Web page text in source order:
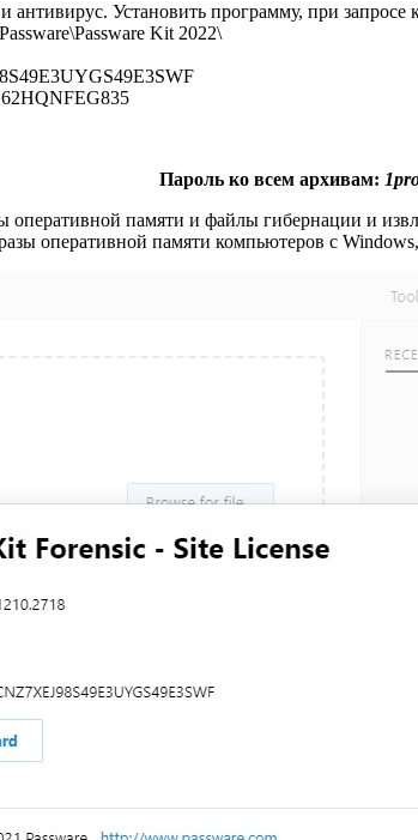
антивирус. Установить программу, при запросе
Kit 2022\
Пароль ко всем архивам:
памяти и файлы гибернации и
оперативной памяти компьютеров с